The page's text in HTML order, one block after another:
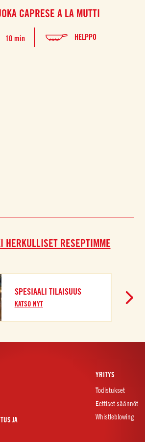
CAPRESE A LA MUTTI
10 min HELPPO
HERKULLISET RESEPTIMME
SPESIAALI TILAISUUS
KATSO NYT
YRITYS
Todistukset
Eettiset säännöt
Whistleblowing
JA